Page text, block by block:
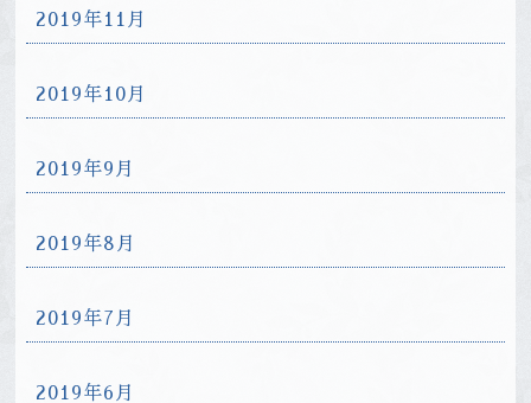
2019年11月
2019年10月
2019年9月
2019年8月
2019年7月
2019年6月